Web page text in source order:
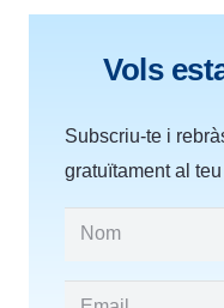
Vols
Subscriu-te i
gratuïtament al